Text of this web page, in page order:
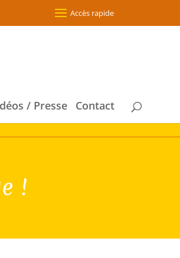
Accès rapide
/ Presse Contact
!